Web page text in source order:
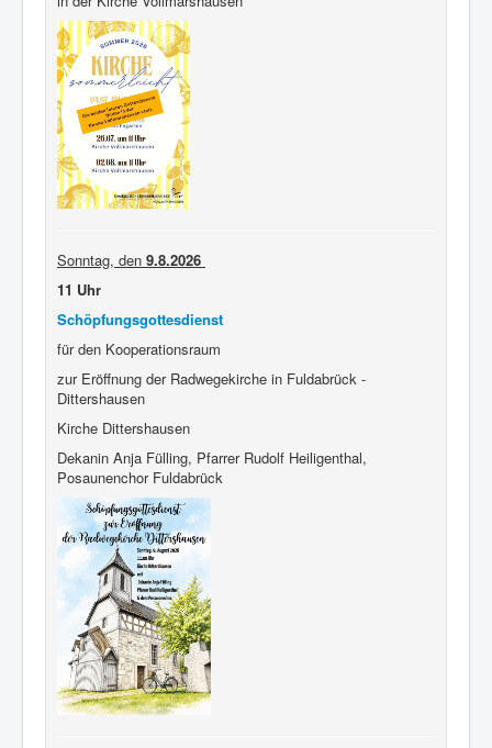
Sonntag, den 9.8.2026
11 Uhr
Schöpfungsgottesdienst
für den Kooperationsraum
zur Eröffnung der Radwegekirche in Fuldabrück -
Dittershausen
Kirche Dittershausen
Dekanin Anja Fülling, Pfarrer Rudolf Heiligenthal,
Posaunenchor Fuldabrück